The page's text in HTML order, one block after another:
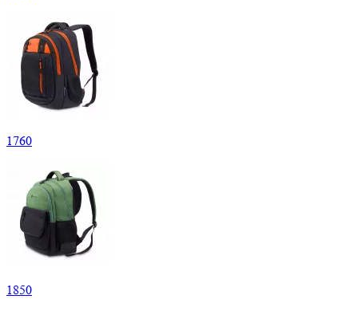
1760
1850